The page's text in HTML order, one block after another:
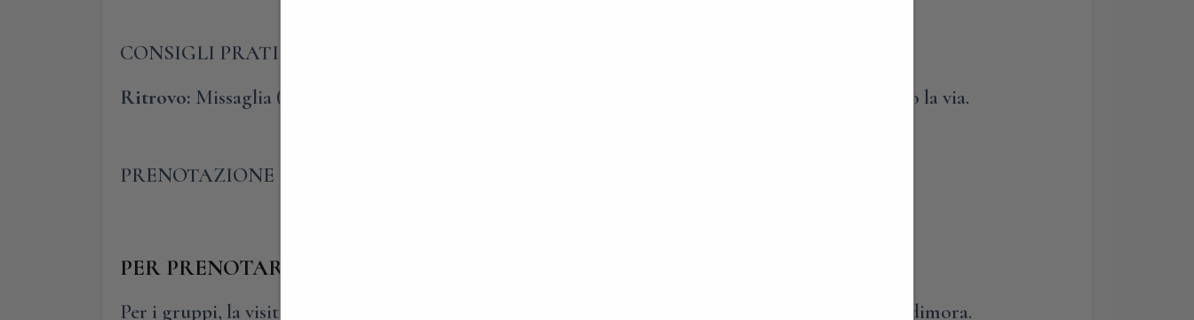
CONSIGLI PRATICI
Ritrovo: Missaglia (Lc) Via 1 maggio, n. 3, ingresso dello Studio Pizzol. Parcheggi disponibili lungo la via.
PRENOTAZIONE OBBLIGATORIA ENTRO GIOVEDI’ 11 APRILE H. 12
PER PRENOTARE E PARTECIPARE ALLE VISITE
Per i gruppi, la visita guidata prevista può essere effettuata tutto l’anno previa disponibilità della dimora.